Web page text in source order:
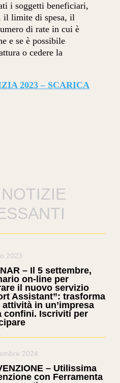
i soggetti beneficiari,
il limite di spesa, il
di rate in cui è
e se è possibile
o cedere la
2023 – SCARICA
2023
– Il 5 settembre,
on-line per
il nuovo servizio
Assistant”: trasforma
attività in un’impresa
confini. Iscriviti per
2024
– Utilissima
con Ferramenta